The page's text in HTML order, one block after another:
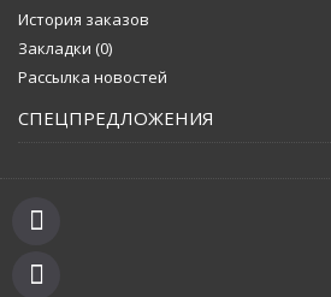
История заказов
Закладки (0)
Рассылка новостей
СПЕЦПРЕДЛОЖЕНИЯ